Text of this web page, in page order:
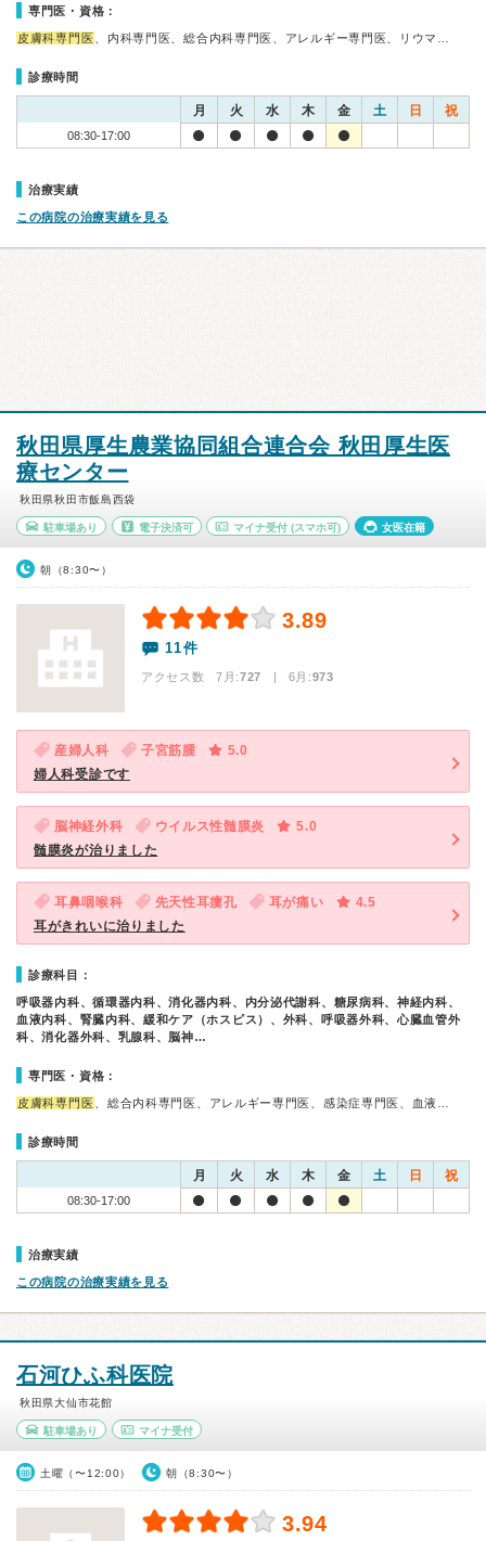
専門医・資格：
皮膚科専門医 、内科専門医、総合内科専門医、アレルギー専門医、リウマ…
診療時間
月 火 水 木 金 土 日 祝
08:30-17:00
治療実績
この病院の治療実績を見る
秋田県厚生農業協同組合連合会 秋田厚生医
療センター
秋田県秋田市飯島西袋
駐車場あり 電子決済可 マイナ受付 (スマホ可) 女医在籍
朝（8:30〜）
3.89
11件
アクセス数 7月:727 | 6月:973
産婦人科 子宮筋腫
5.0
婦人科受診です
脳神経外科 ウイルス性髄膜炎
5.0
髄膜炎が治りました
耳鼻咽喉科 先天性耳瘻孔 耳が痛い
4.5
耳がきれいに治りました
診療科目：
呼吸器内科、循環器内科、消化器内科、内分泌代謝科、糖尿病科、神経内科、
血液内科、腎臓内科、緩和ケア（ホスピス）、外科、呼吸器外科、心臓血管外
科、消化器外科、乳腺科、脳神…
専門医・資格：
皮膚科専門医 、総合内科専門医、アレルギー専門医、感染症専門医、血液…
診療時間
月 火 水 木 金 土 日 祝
08:30-17:00
治療実績
この病院の治療実績を見る
石河ひふ科医院
秋田県大仙市花館
駐車場あり マイナ受付
土曜（〜12:00） 朝（8:30〜）
3.94